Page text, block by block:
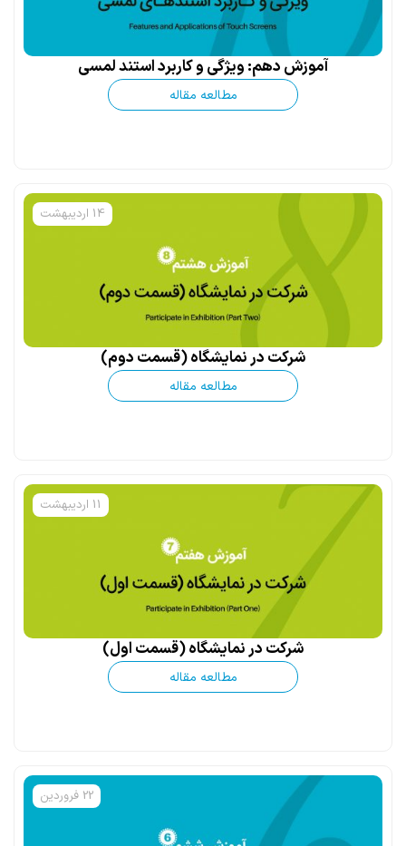
آموزش دهم: ویژگی و کاربرد استند لمسی
مطالعه مقاله
14 اردیبهشت
شرکت در نمایشگاه (قسمت دوم)
مطالعه مقاله
11 اردیبهشت
شرکت در نمایشگاه (قسمت اول)
مطالعه مقاله
22 فروردین